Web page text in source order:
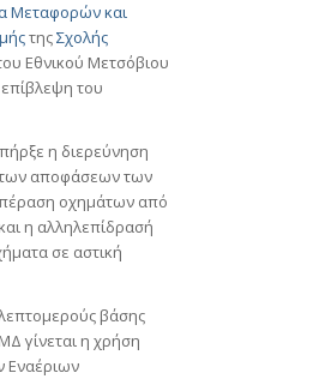
Μεταφορών και
τηςΣχολής
Εθνικού Μετσόβιου
του
η διερεύνηση
των αποφάσεων των
οχημάτων από
η αλληλεπίδρασή
σε αστική
βάσης
γίνεται η χρήση